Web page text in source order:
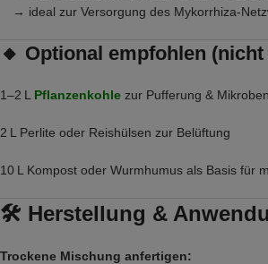
→ ideal zur Versorgung des Mykorrhiza-
🔸 Optional empfohlen (nicht
1–2 L Pflanzenkohle zur Pufferung &
2 L Perlite oder Reishülsen zur Belüftung
10 L Kompost oder Wurmhumus als Basis für
🛠 Herstellung &
Trockene Mischung anfertigen: